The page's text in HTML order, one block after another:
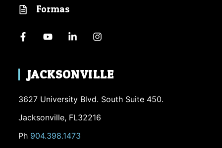
Formas
JACKSONVILLE
3627 University Blvd. South Suite 450.
Jacksonville, FL32216
Ph 904.398.1473